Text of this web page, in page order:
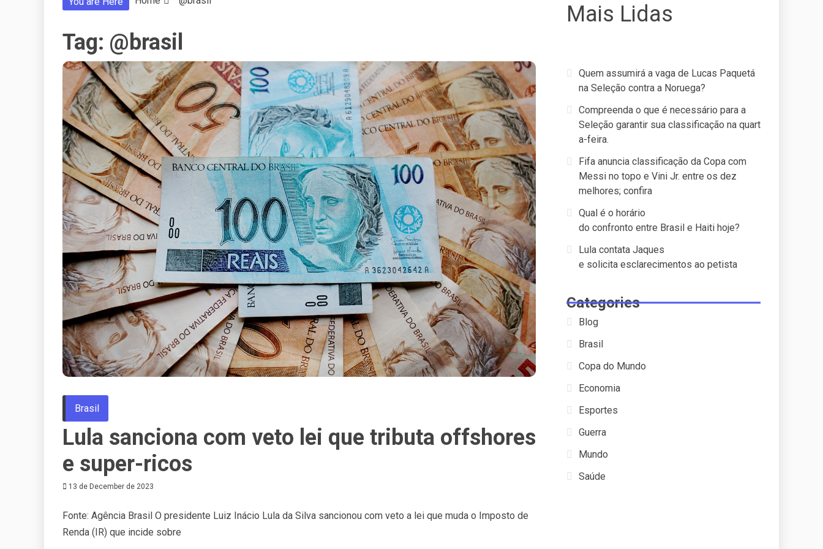
Tag: @brasil
Brasil
Lula sanciona com veto lei que tributa offshores
e super-ricos
13 de December de 2023
Fonte: Agência Brasil O presidente Luiz Inácio Lula da Silva sancionou com veto a lei que muda o Imposto de
Renda (IR) que incide sobre
Mais Lidas
Quem assumirá a vaga de Lucas Paquetá
na Seleção contra a Noruega?
Compreenda o que é necessário para a
Seleção garantir sua classificação na quart
a-feira.
Fifa anuncia classificação da Copa com
Messi no topo e Vini Jr. entre os dez
melhores; confira
Qual é o horário
do confronto entre Brasil e Haiti hoje?
Lula contata Jaques
e solicita esclarecimentos ao petista
Categories
Blog
Brasil
Copa do Mundo
Economia
Esportes
Guerra
Mundo
Saúde